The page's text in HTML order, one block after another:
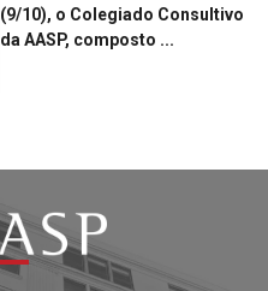
(9/10), o Colegiado Consultivo
da AASP, composto ...